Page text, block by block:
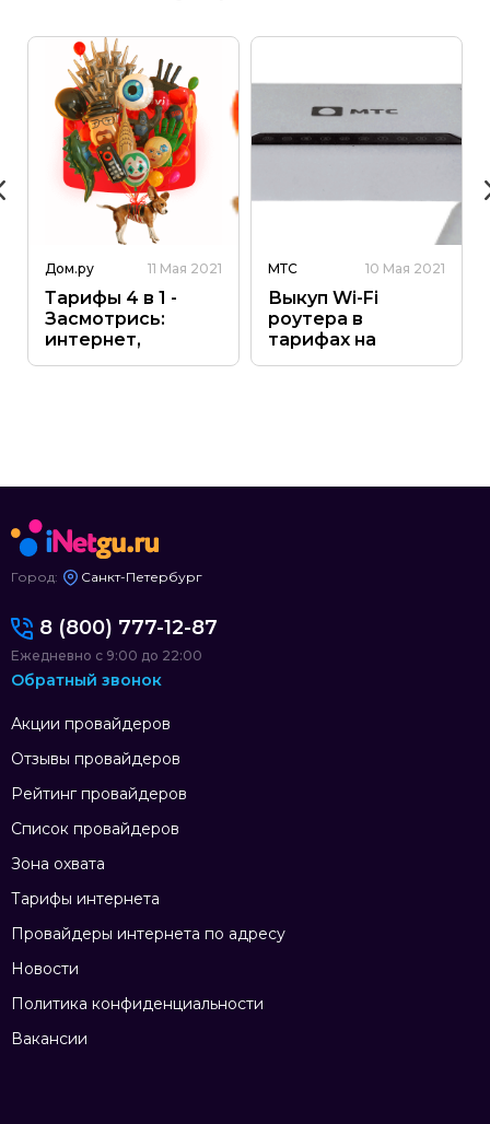
Дом.ру 11 Мая 2021
Тарифы 4 в 1 -
Засмотрись:
интернет,
приставка,
МТС 10 Мая 2021
Выкуп Wi-Fi
роутера в
тарифах на
интернет
Город: Санкт-Петербург
Акции провайдеров
Отзывы провайдеров
Рейтинг провайдеров
Список провайдеров
Зона охвата
Тарифы интернета
Провайдеры интернета по адресу
Новости
Политика конфиденциальности
Вакансии
8 (800) 777-12-87
Ежедневно с 9:00 до 22:00
Обратный звонок